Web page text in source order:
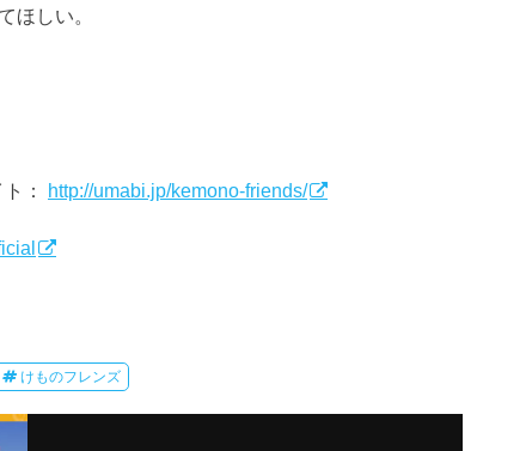
ほしい。
：
http://umabi.jp/kemono-friends/
けものフレンズ